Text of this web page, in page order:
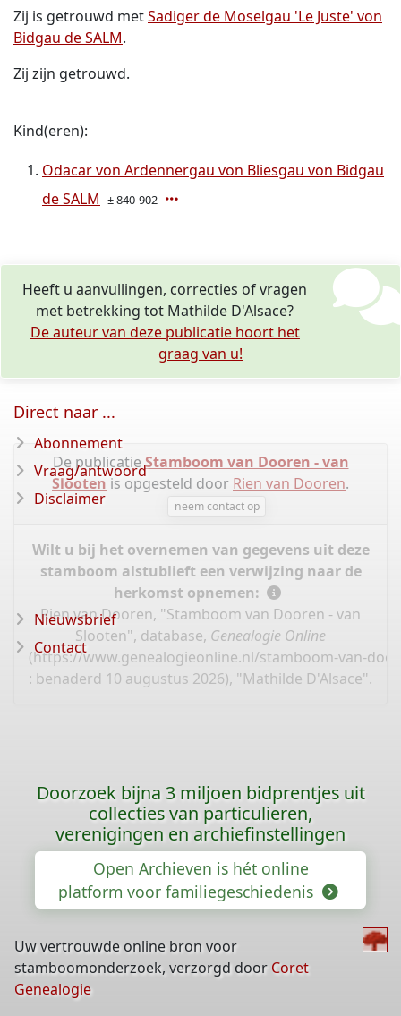
Zij is getrouwd metSadiger de Moselgau 'Le Juste' von
Bidgau de SALM.
Zij zijn getrouwd.
Kind(eren):
Odacar von Ardennergau von Bliesgau von Bidgau
de SALM ± 840-902
Heeft u aanvullingen, correcties of vragen
met betrekking tot Mathilde D'Alsace?
De auteur van deze publicatie hoort het
graag van u!
De publicatieStamboom van Dooren - van
Slooten is opgesteld door Rien van Dooren.
neem contact op
Wilt u bij het overnemen van gegevens uit deze
stamboom alstublieft een verwijzing naar de
herkomst opnemen:
Rien van Dooren, "Stamboom van Dooren - van
Slooten", database, Genealogie Online
(https://www.genealogieonline.nl/stamboom-van-
: benaderd 10 augustus 2026), "Mathilde D'Alsace".
Direct naar ...
Abonnement
Vraag/antwoord
Disclaimer
Nieuwsbrief
Contact
Doorzoek bijna 3 miljoen bidprentjes uit
collecties van particulieren,
verenigingen en archiefinstellingen
Open Archieven is hét online
platform voor familiegeschiedenis
Uw vertrouwde online bron voor
stamboomonderzoek, verzorgd door Coret
Genealogie